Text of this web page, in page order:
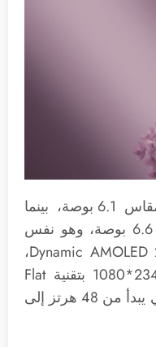
◉ هاتف S23 يأتي بشاشة مقاس 6.1 بوصة، بينما
هاتف S23 بلس فيأتي بشاشة 6.6 بوصة، وهو نفس
نوع الشاشة في S23 الترا Dynamic AMOLED 2X،
ويأتيان بنفس دقة الشاشة 2340*1080 بتقنية Flat
FHD بلس، بمعدل تحديث تكيفي يبدأ من 48 هرتز إلى